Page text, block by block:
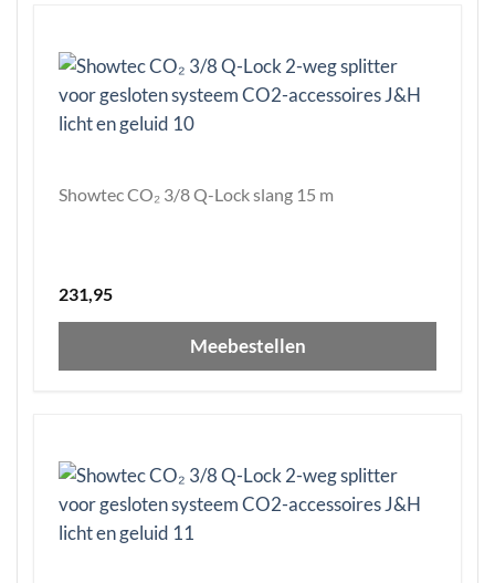
Showtec CO₂ 3/8 Q-Lock slang 15 m
231,95
Meebestellen